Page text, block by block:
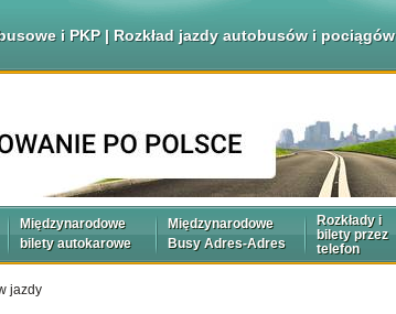
i PKP | Rozkład jazdy autobusów i pociągów
Międzynarodowe
bilety autokarowe
Międzynarodowe
Busy Adres-Adres
Rozkłady i
bilety przez
telefon
jazdy